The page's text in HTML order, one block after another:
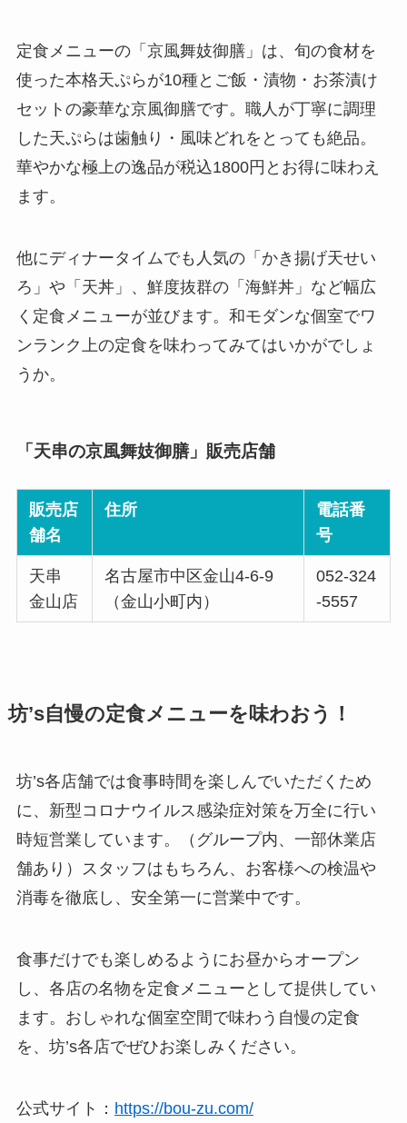
定食メニューの「京風舞妓御膳」は、旬の食材を
使った本格天ぷらが10種とご飯・漬物・お茶漬け
セットの豪華な京風御膳です。職人が丁寧に調理
した天ぷらは歯触り・風味どれをとっても絶品。
華やかな極上の逸品が税込1800円とお得に味わえ
ます。
他にディナータイムでも人気の「かき揚げ天せい
ろ」や「天丼」、鮮度抜群の「海鮮丼」など幅広
く定食メニューが並びます。和モダンな個室でワ
ンランク上の定食を味わってみてはいかがでしょ
うか。
「天串の京風舞妓御膳」販売店舗
販売店
舗名
住所
電話番
号
天串
金山店
名古屋市中区金山4-6-9
（金山小町内）
052-324
-5557
坊’s自慢の定食メニューを味わおう！
坊’s各店舗では食事時間を楽しんでいただくため
に、新型コロナウイルス感染症対策を万全に行い
時短営業しています。（グループ内、一部休業店
舗あり）スタッフはもちろん、お客様への検温や
消毒を徹底し、安全第一に営業中です。
食事だけでも楽しめるようにお昼からオープン
し、各店の名物を定食メニューとして提供してい
ます。おしゃれな個室空間で味わう自慢の定食
を、坊’s各店でぜひお楽しみください。
公式サイト： https://bou-zu.com/